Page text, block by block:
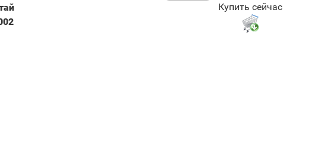
Купить сейчас